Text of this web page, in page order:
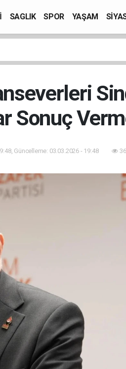
SAGLIK SPOR YAŞAM
Sonuç
Güncelleme: 03.03.2026 - 19:48